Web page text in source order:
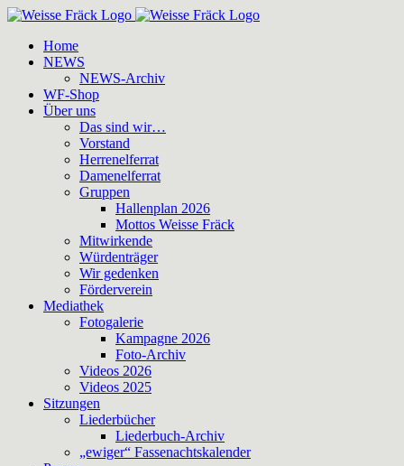
Zum
springenHome
NEWS
NEWS-Archiv
WF-Shop
Über uns
Das sind wir…
Vorstand
Herrenelferrat
Damenelferrat
Gruppen
Hallenplan 2026
Mottos Weisse Fräck
Mitwirkende
Würdenträger
Wir gedenken
Förderverein
Mediathek
Fotogalerie
Kampagne 2026
Foto-Archiv
Videos 2026
Videos 2025
Sitzungen
Liederbücher
Liederbuch-Archiv
„ewiger“ Fassenachtskalender